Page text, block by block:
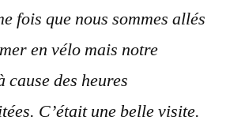
fois que nous sommes allés
en vélo mais notre
des heures
C’était une belle visite.